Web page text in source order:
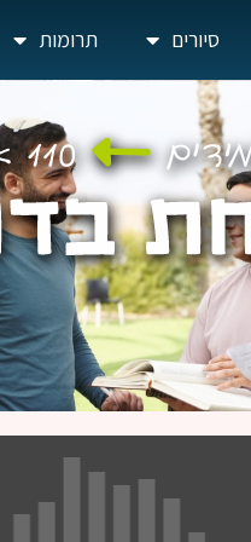
סיורים תרומות